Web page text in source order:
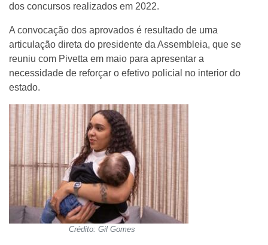
dos concursos realizados em 2022.
A convocação dos aprovados é resultado de uma
articulação direta do presidente da Assembleia, que se
reuniu com Pivetta em maio para apresentar a
necessidade de reforçar o efetivo policial no interior do
estado.
Crédito: Gil Gomes